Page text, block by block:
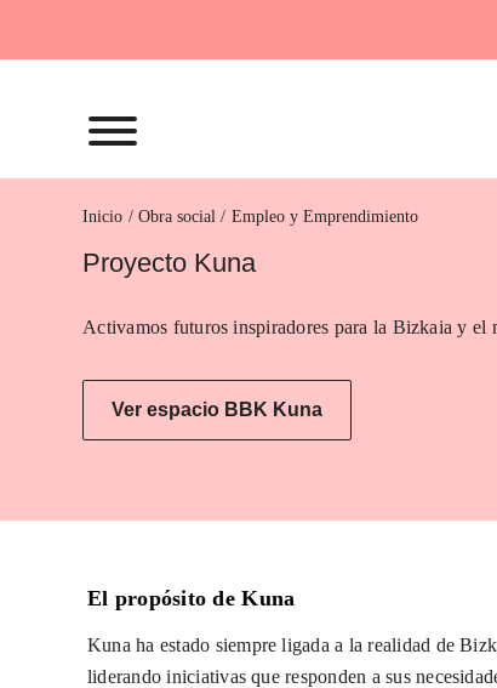
Inicio Empleo y Emprendimiento
Proyecto Kuna
Activamos futuros inspiradores para la Bizkaia y el
Ver espacio BBK Kuna
El propósito de Kuna
Kuna ha estado siempre ligada a la realidad de
liderando iniciativas que responden a sus